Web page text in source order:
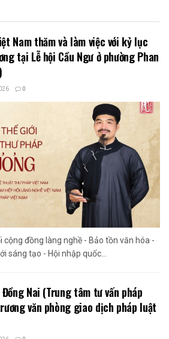
Nam thăm và làm việc với kỷ lục
tại Lễ hội Cầu Ngư ở phường Phan
0
đồng làng nghề - Bảo tồn văn hóa -
sáng tạo - Hội nhập quốc...
Đồng Nai (Trung tâm tư vấn pháp
văn phòng giao dịch pháp luật